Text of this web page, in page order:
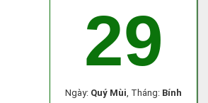
29
Ngày: Quý Mùi, Tháng: Bính